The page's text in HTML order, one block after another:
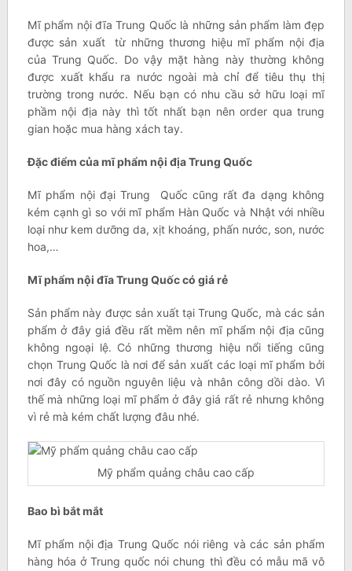
Mĩ phẩm nội đĩa Trung Quốc là những sản phẩm làm đẹp
được sản xuất từ những thương hiệu mĩ phẩm nội địa
của Trung Quốc. Do vậy mặt hàng này thường không
được xuất khẩu ra nước ngoài mà chỉ để tiêu thụ thị
trường trong nước. Nếu bạn có nhu cầu sở hữu loại mĩ
phầm nội địa này thì tốt nhất bạn nên order qua trung
gian hoặc mua hàng xách tay.
Đặc điểm của mĩ phẩm nội địa Trung Quốc
Mĩ phẩm nội đại Trung Quốc cũng rất đa dạng không
kém cạnh gì so với mĩ phẩm Hàn Quốc và Nhật với nhiều
loại như kem dưỡng da, xịt khoáng, phấn nước, son, nước
hoa,…
Mĩ phẩm nội đĩa Trung Quốc có giá rẻ
Sản phẩm này được sản xuất tại Trung Quốc, mà các sản
phẩm ở đây giá đều rất mềm nên mĩ phẩm nội địa cũng
không ngoại lệ. Có những thương hiệu nổi tiếng cũng
chọn Trung Quốc là nơi để sản xuất các loại mĩ phẩm bởi
nơi đây có nguồn nguyên liệu và nhân công dồi dào. Vì
thế mà những loại mĩ phẩm ở đây giá rất rẻ nhưng không
vì rẻ mà kém chất lượng đâu nhé.
Mỹ phẩm quảng châu cao cấp
Bao bì bắt mắt
Mĩ phẩm nội địa Trung Quốc nói riêng và các sản phẩm
hàng hóa ở Trung quốc nói chung thì đều có mẫu mã vô